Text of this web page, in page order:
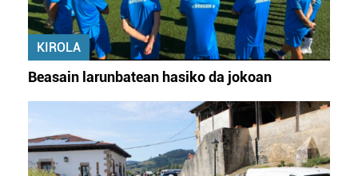
KIROLA
Beasain larunbatean hasiko da jokoan